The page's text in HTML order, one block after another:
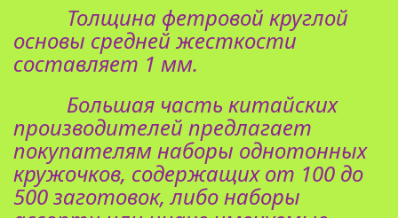
Толщина фетровой круглой
основы средней жесткости
составляет 1 мм.
Большая часть китайских
производителей предлагает
покупателям наборы однотонных
кружочков, содержащих от 100 до
500 заготовок, либо наборы